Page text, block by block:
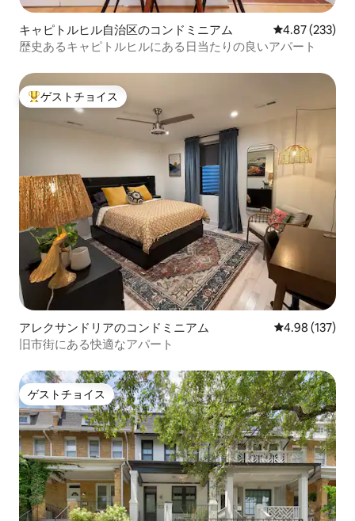
キャピトルヒル自治区のコンドミニアム レビュー233
4.87 (233)
歴史あるキャピトルヒルにある日当たりの良いアパート
大好評のゲストチョイスです。
ゲストチョイス
アレクサンドリアのコンドミニアム レビュー137
4.98 (137)
旧市街にある快適なアパート
ゲストチョイス
ゲストチョイス